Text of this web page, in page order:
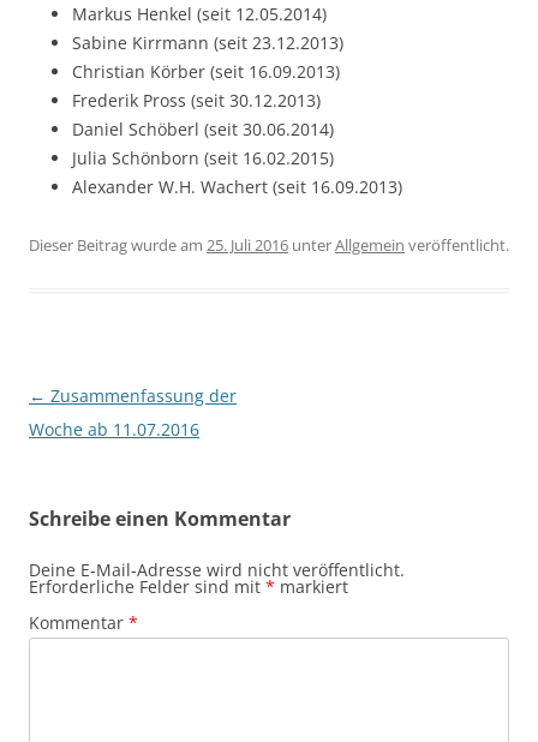
Markus Henkel (seit 12.05.2014)
Sabine Kirrmann (seit 23.12.2013)
Christian Körber (seit 16.09.2013)
Frederik Pross (seit 30.12.2013)
Daniel Schöberl (seit 30.06.2014)
Julia Schönborn (seit 16.02.2015)
Alexander W.H. Wachert (seit 16.09.2013)
Dieser Beitrag wurde am 25. Juli 2016 unterAllgemein veröffentlicht.
Beitragsnavigation
← Zusammenfassung der
Woche ab 11.07.2016
Schreibe einen Kommentar
Deine E-Mail-Adresse wird nicht veröffentlicht.
Erforderliche Felder sind mit * markiert
Kommentar *